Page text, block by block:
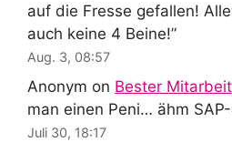
auf die Fresse gefallen!
auch keine 4 Beine!”
Aug. 3, 08:57
Anonym on Bester
man einen Peni… ähm
Juli 30, 18:17